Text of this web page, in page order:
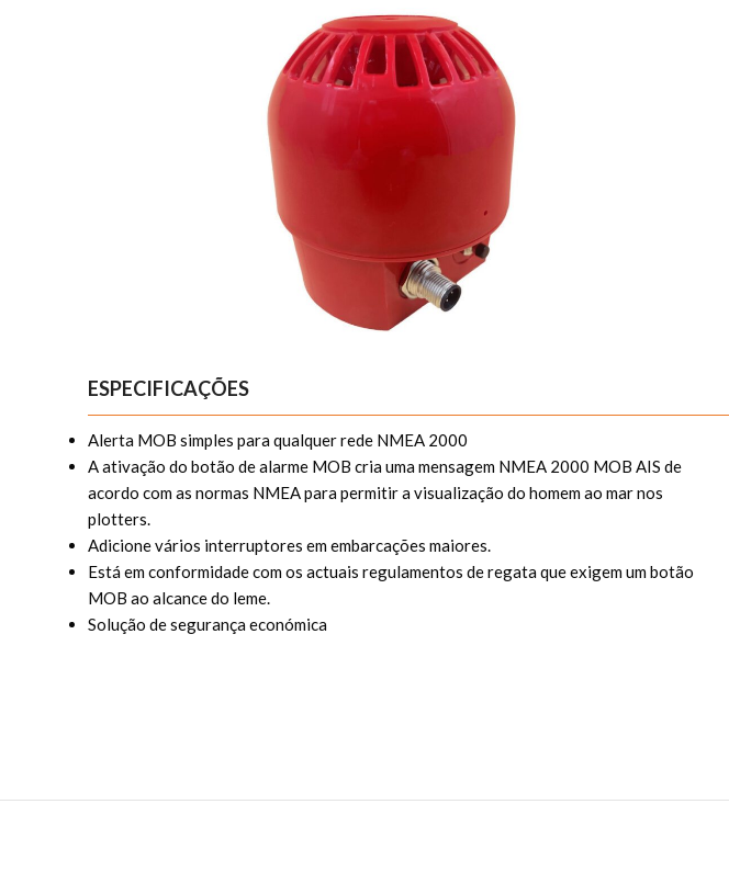
ESPECIFICAÇÕES
Alerta MOB simples para qualquer rede NMEA 2000
A ativação do botão de alarme MOB cria uma mensagem NMEA 2000 MOB AIS de
acordo com as normas NMEA para permitir a visualização do homem ao mar nos
plotters.
Adicione vários interruptores em embarcações maiores.
Está em conformidade com os actuais regulamentos de regata que exigem um botão
MOB ao alcance do leme.
Solução de segurança económica